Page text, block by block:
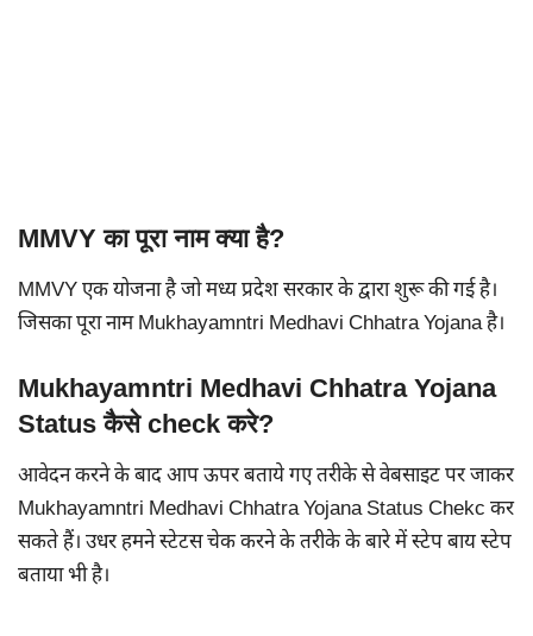
MMVY का पूरा नाम क्या है?
MMVY एक योजना है जो मध्य प्रदेश सरकार के द्वारा शुरू की गई है।
जिसका पूरा नाम Mukhayamntri Medhavi Chhatra Yojana है।
Mukhayamntri Medhavi Chhatra Yojana
Status कैसे check करे?
आवेदन करने के बाद आप ऊपर बताये गए तरीके से वेबसाइट पर जाकर
Mukhayamntri Medhavi Chhatra Yojana Status Chekc कर
सकते हैं। उधर हमने स्टेटस चेक करने के तरीके के बारे में स्टेप बाय स्टेप
बताया भी है।